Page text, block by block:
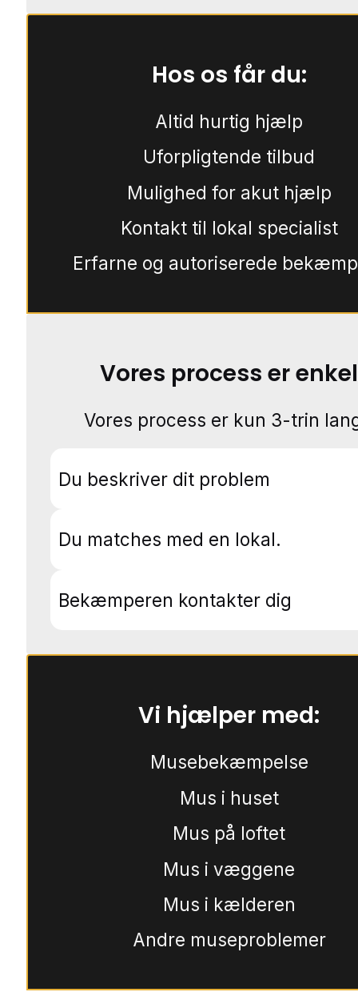
Hos os får du:
Altid hurtig hjælp
Uforpligtende tilbud
Mulighed for akut hjælp
Kontakt til lokal specialist
Erfarne og autoriserede
Vores process er enkel
Vores process er kun 3-trin
Du beskriver dit problem
Du matches med en lokal.
Bekæmperen kontakter dig
Vi hjælper med:
Musebekæmpelse
Mus i huset
Mus på loftet
Mus i væggene
Mus i kælderen
Andre museproblemer